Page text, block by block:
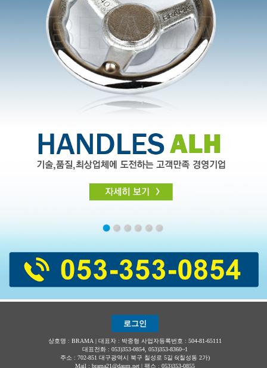
로그인
상호명 : BRAMA | 대표자 : 박중형 사업자등록번호 : 504-81-65111
대표전화 : 053)353-0854, 053)353-8360~1
주소 : 702-851 대구광역시 북구 칠성로 5길 6(칠성동 2가)
Mail : brama21@daum.net | 팩스 : 053)353-0855